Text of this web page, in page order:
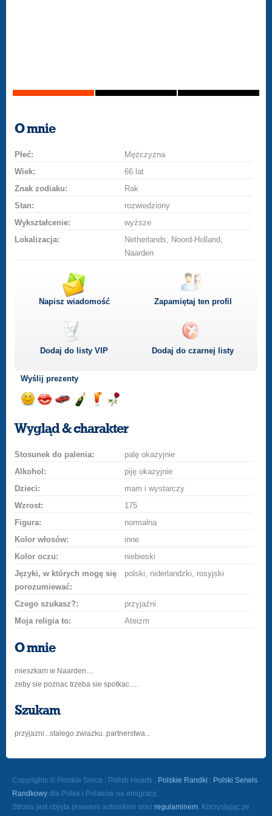
O mnie
Płeć:
Mężczyzna
Wiek:
66 lat
Znak zodiaku:
Rak
Stan:
rozwiedziony
Wykształcenie:
wyższe
Lokalizacja:
Netherlands, Noord-Holland,
Naarden
Napisz wiadomość Zapamiętaj ten profil
Dodaj do listyVIP Dodaj do czarnej listy
Wyślij prezenty
uśmiech
buziakasamochodem
szampana
drinka
różę
Wygląd & charakter
Stosunek do palenia:
palę okazyjnie
Alkohol:
piję okazyjnie
Dzieci:
mam i wystarczy
Wzrost:
175
Figura:
normalna
Kolor włosów:
inne
Kolor oczu:
niebieski
Języki, w których mogę się
porozumiewać:
polski, niderlandzki, rosyjski
Czego szukasz?:
przyjaźni
Moja religia to:
Ateizm
O mnie
mieszkam w Naarden....
zeby sie poznac trzeba sie spotkac.....
Szukam
przyjazni...stalego zwiazku..partnerstwa...
Copyrights © Polskie Serca : Polish Hearts : Polskie Randki : Polski Serwis
Randkowy dla Polek i Polaków na emigracji.
Strona jest objęta prawami autorskimi oraz regulaminem. Korzystając ze